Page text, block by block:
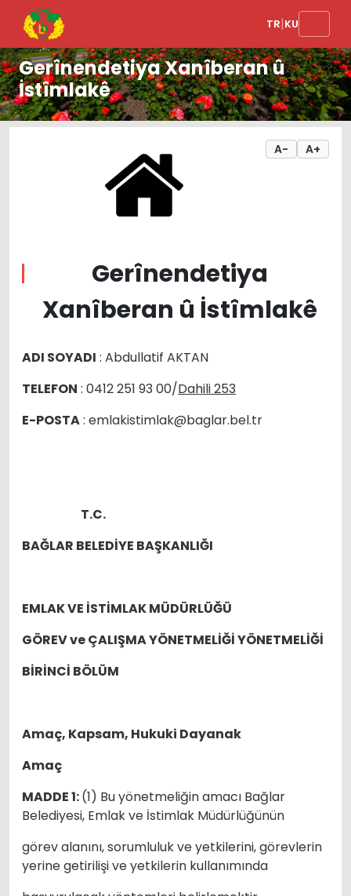
TR|KU
Gerînendetiya Xanîberan û
İstîmlakê
A- A+
Gerînendetiya
Xanîberan û İstîmlakê
ADI SOYADI : Abdullatif AKTAN
TELEFON : 0412 251 93 00/Dahili 253
E-POSTA: emlakistimlak@baglar.bel.tr
T.C.
BAĞLAR BELEDİYE BAŞKANLIĞI
EMLAK VE İSTİMLAK MÜDÜRLÜĞÜ
GÖREV ve ÇALIŞMA YÖNETMELİĞİYÖNETMELİĞİ
BİRİNCİ BÖLÜM
Amaç, Kapsam, Hukuki Dayanak
Amaç
MADDE 1:(1) Bu yönetmeliğin amacı Bağlar
Belediyesi, Emlak ve İstimlak Müdürlüğünün
görev alanını, sorumluluk ve yetkilerini, görevlerin
yerine getirilişi ve yetkilerin kullanımında